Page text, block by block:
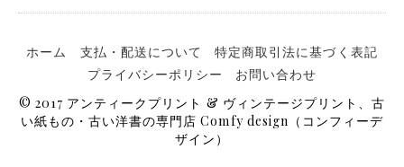
ホーム 支払・配送について
特定商取引法に基づく表記
プライバシーポリシー
お問い合わせ
© 2017 アンティークプリント & ヴィンテージプリント、古
い紙もの・古い洋書の専門店 Comfy design（コンフィーデ
ザイン）